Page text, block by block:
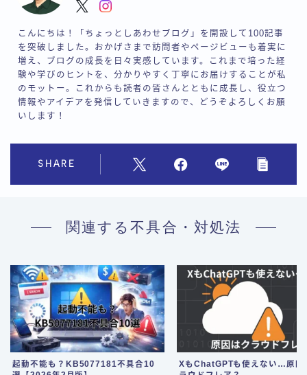
こんにちは！「ちょっとしあわせブログ」を開設して100記事
を突破しました。おかげさまで訪問者やページビューも着実に
増え、ブログの成長を日々実感しています。これまで培った経
験や学びのヒントを、分かりやすく丁寧にお届けすることが私
のモットー。これからも読者の皆さんとともに成長し、役立つ
情報やアイデアを発信していきますので、どうぞよろしくお願
いします！
SHARE
関連する不具合・対処法
起動不能も？KB5077181不具合10
XもChatGPTも使えない…原因